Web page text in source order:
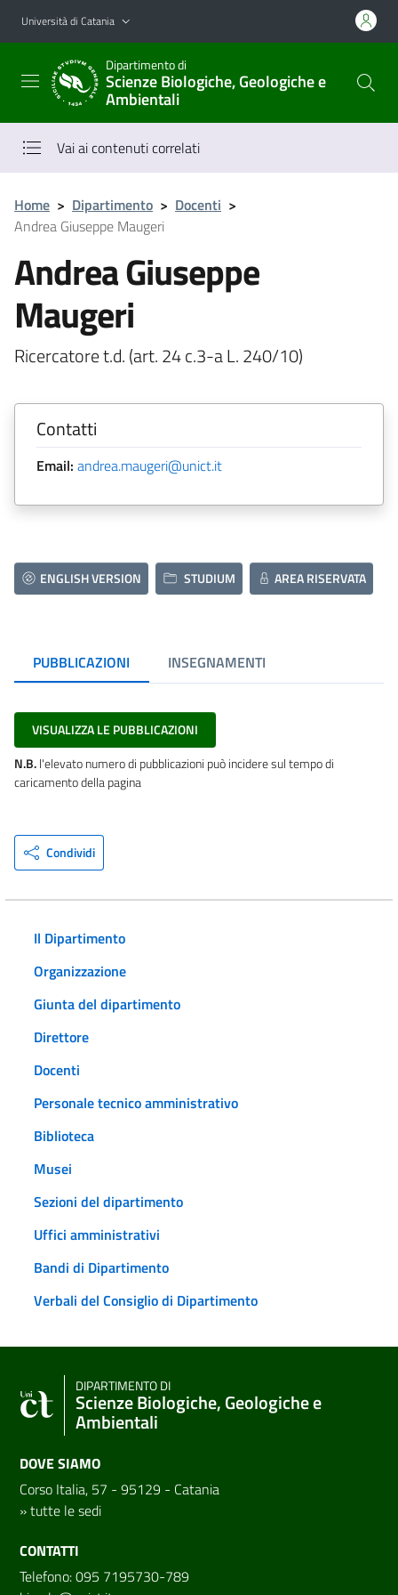
Vai al contenuto principale
Vai al menu di navigazione
Università di Catania
Dipartimento di
Scienze Biologiche, Geologiche e
Ambientali
Vai ai contenuti correlati
Home > Dipartimento > Docenti >
Andrea Giuseppe Maugeri
Andrea Giuseppe
Maugeri
Ricercatore t.d. (art. 24 c.3-a L. 240/10)
Contatti
Email: andrea.maugeri@unict.it
ENGLISH VERSION STUDIUM AREA RISERVATA
PUBBLICAZIONI INSEGNAMENTI
VISUALIZZA LE PUBBLICAZIONI
N.B.l'elevato numero di pubblicazioni può incidere sul tempo di
caricamento della pagina
Condividi
Il Dipartimento
Organizzazione
Giunta del dipartimento
Direttore
Docenti
Personale tecnico amministrativo
Biblioteca
Musei
Sezioni del dipartimento
Uffici amministrativi
Bandi di Dipartimento
Verbali del Consiglio di Dipartimento
DIPARTIMENTO DI
Scienze Biologiche, Geologiche e
Ambientali
DOVE SIAMO
Corso Italia, 57 - 95129 - Catania
»tutte le sedi
CONTATTI
Telefono: 095 7195730-789